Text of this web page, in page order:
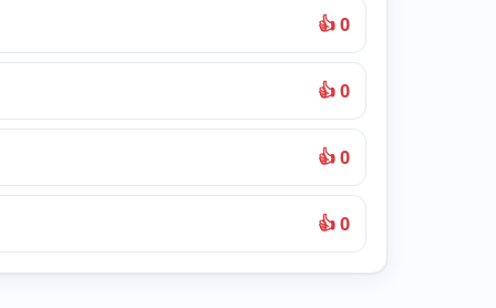
👍 0
👍 0
👍 0
👍 0